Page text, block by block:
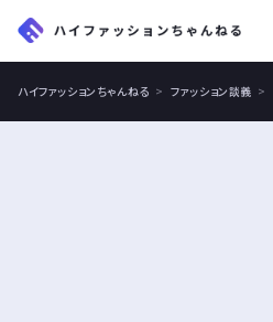
ハイファッションちゃんねる ファッション談義